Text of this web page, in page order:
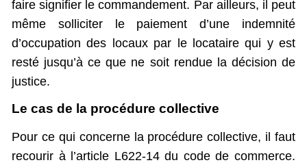
faire signifier le commandement. Par ailleurs, il peut
même solliciter le paiement d’une indemnité
d’occupation des locaux par le locataire qui y est
resté jusqu’à ce que ne soit rendue la décision de
justice.
Le cas de la procédure collective
Pour ce qui concerne la procédure collective, il faut
recourir à l’article L622-14 du code de commerce.